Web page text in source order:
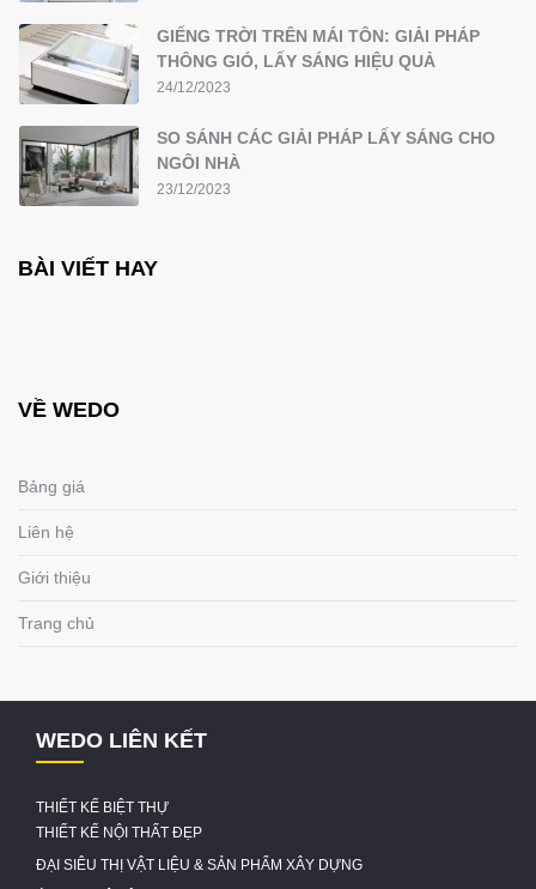
GIẾNG TRỜI TRÊN MÁI TÔN: GIẢI PHÁP
THÔNG GIÓ, LẤY SÁNG HIỆU QUẢ
24/12/2023
SO SÁNH CÁC GIẢI PHÁP LẤY SÁNG CHO
NGÔI NHÀ
23/12/2023
BÀI VIẾT HAY
VỀ WEDO
Bảng giá
Liên hệ
Giới thiệu
Trang chủ
WEDO LIÊN KẾT
THIẾT KẾ BIỆT THỰ
THIẾT KẾ NỘI THẤT ĐẸP
ĐẠI SIÊU THỊ VẬT LIỆU & SẢN PHẨM XÂY DỰNG